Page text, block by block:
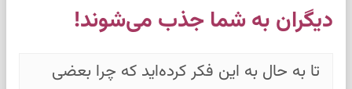
دیگران به شما جذب می‌شوند!
تا به حال به این فکر کرده‌اید که چرا بعضی